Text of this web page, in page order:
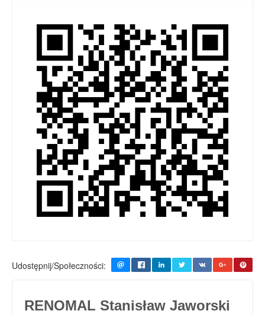
Udostępnij/Społeczności:
RENOMAL Stanisław Jaworski